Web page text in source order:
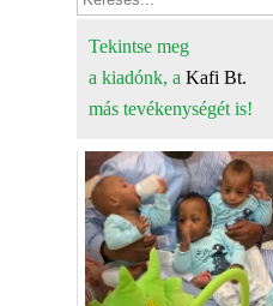
Tekintse meg
a kiadónk, a Kafi Bt.
más tevékenységét is!